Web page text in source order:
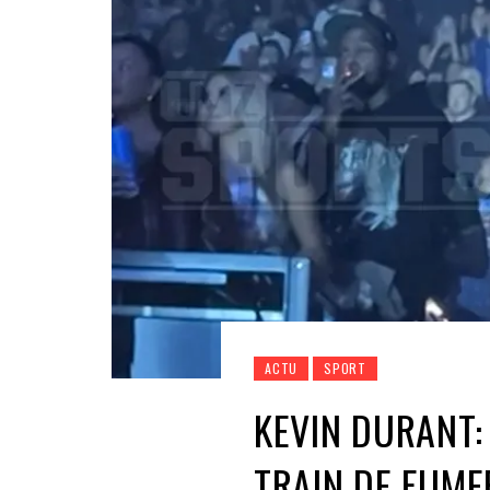
ACTU SPORT
KEVIN